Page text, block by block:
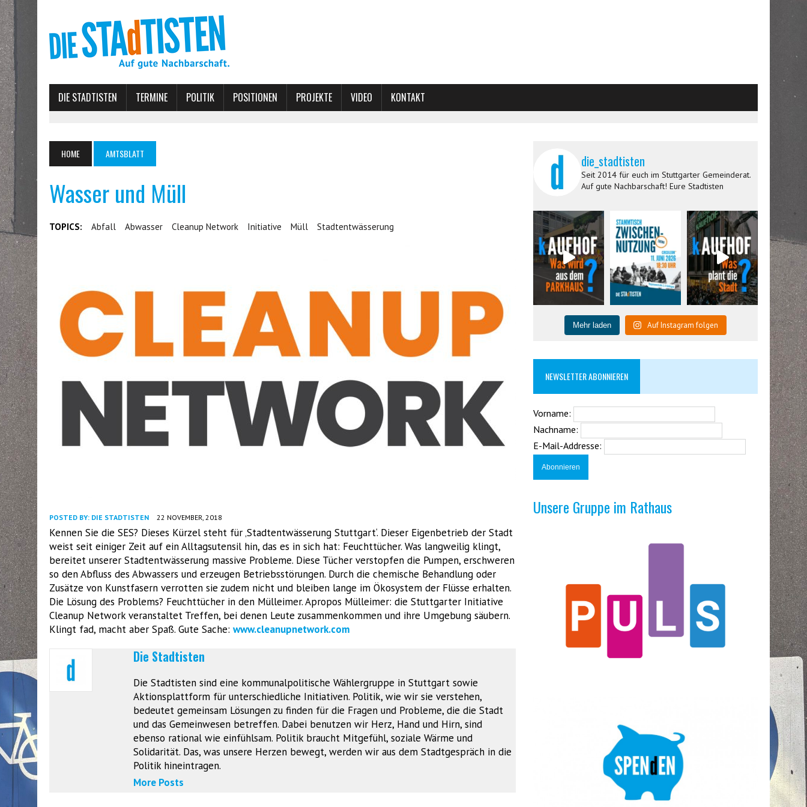
DIE STADTISTEN TERMINE POLITIK POSITIONEN PROJEKTE VIDEO KONTAKT
HOME AMTSBLATT
Wasser und Müll
TOPICS: Abfall Abwasser Cleanup Network Initiative Müll Stadtentwässerung
POSTED BY: DIE STADTISTEN 22 NOVEMBER, 2018
Kennen Sie die SES? Dieses Kürzel steht für ‚Stadtentwässerung Stuttgart‘. Dieser Eigenbetrieb der Stadt
weist seit einiger Zeit auf ein Alltagsutensil hin, das es in sich hat: Feuchttücher. Was langweilig klingt,
bereitet unserer Stadtentwässerung massive Probleme. Diese Tücher verstopfen die Pumpen, erschweren
so den Abfluss des Abwassers und erzeugen Betriebsstörungen. Durch die chemische Behandlung oder
Zusätze von Kunstfasern verrotten sie zudem nicht und bleiben lange im Ökosystem der Flüsse erhalten.
Die Lösung des Problems? Feuchttücher in den Mülleimer. Apropos Mülleimer: die Stuttgarter Initiative
Cleanup Network veranstaltet Treffen, bei denen Leute zusammenkommen und ihre Umgebung säubern.
Klingt fad, macht aber Spaß. Gute Sache: www.cleanupnetwork.com
Die Stadtisten
Die Stadtisten sind eine kommunalpolitische Wählergruppe in Stuttgart sowie
Aktionsplattform für unterschiedliche Initiativen. Politik, wie wir sie verstehen,
bedeutet gemeinsam Lösungen zu finden für die Fragen und Probleme, die die Stadt
und das Gemeinwesen betreffen. Dabei benutzen wir Herz, Hand und Hirn, sind
ebenso rational wie einfühlsam. Politik braucht Mitgefühl, soziale Wärme und
Solidarität. Das, was unsere Herzen bewegt, werden wir aus dem Stadtgespräch in die
Politik hineintragen.
More Posts
die_stadtisten
Seit 2014 für euch im Stuttgarter Gemeinderat.
Auf gute Nachbarschaft! Eure Stadtisten
Mehr laden Auf Instagram folgen
NEWSLETTER ABONNIEREN
Vorname:
Nachname:
E-Mail-Addresse:
Unsere Gruppe im Rathaus